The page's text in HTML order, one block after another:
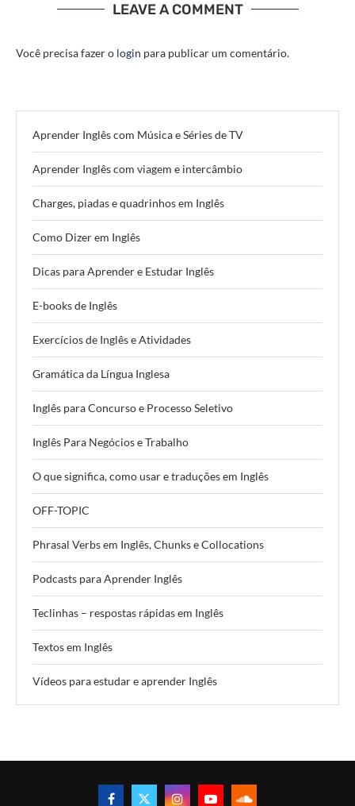
LEAVE A COMMENT
Você precisa fazer o login para publicar um comentário.
Aprender Inglês com Música e Séries de TV
Aprender Inglês com viagem e intercâmbio
Charges, piadas e quadrinhos em Inglês
Como Dizer em Inglês
Dicas para Aprender e Estudar Inglês
E-books de Inglês
Exercícios de Inglês e Atividades
Gramática da Língua Inglesa
Inglês para Concurso e Processo Seletivo
Inglês Para Negócios e Trabalho
O que significa, como usar e traduções em Inglês
OFF-TOPIC
Phrasal Verbs em Inglês, Chunks e Collocations
Podcasts para Aprender Inglês
Teclinhas – respostas rápidas em Inglês
Textos em Inglês
Vídeos para estudar e aprender Inglês